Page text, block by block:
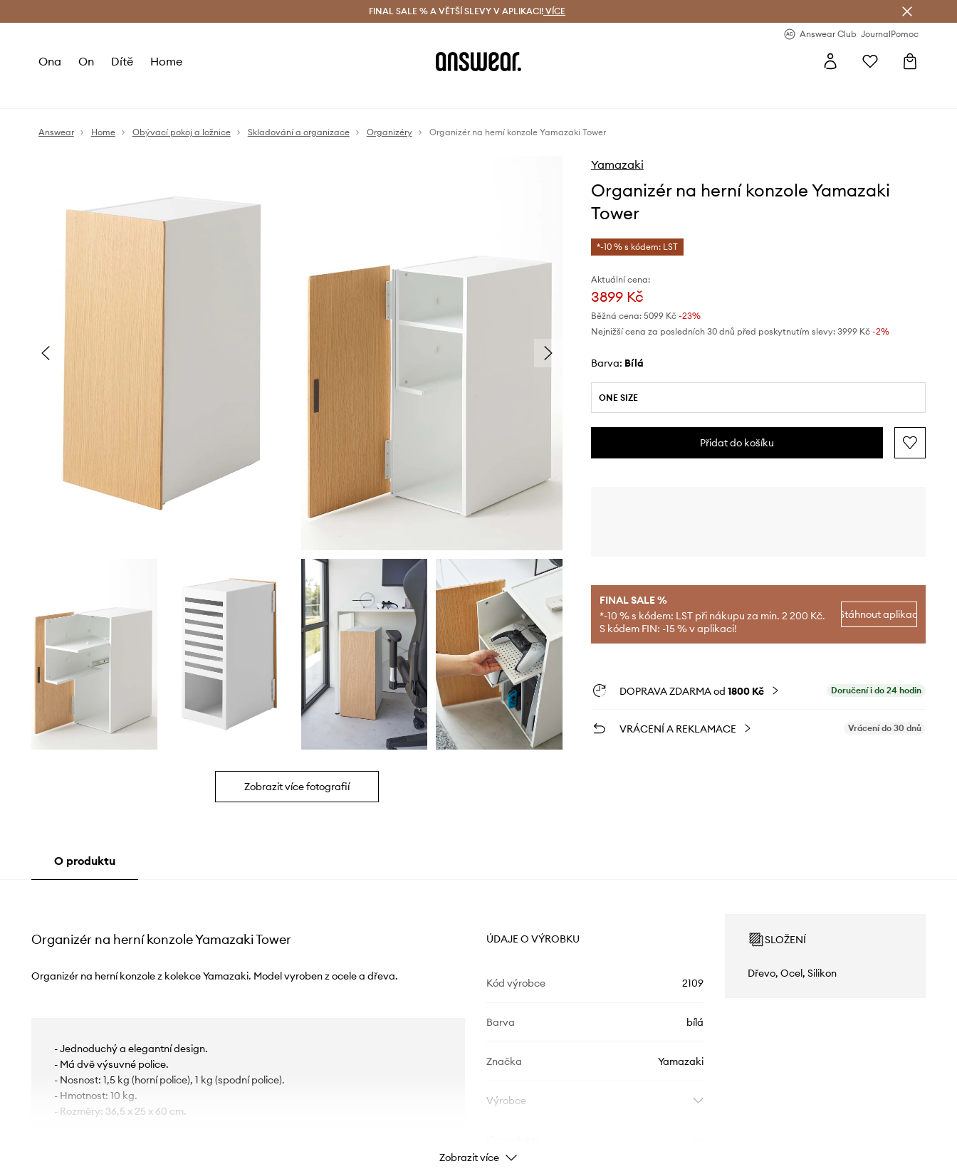
Doručení a vrácení zdarma (od 1800 Kč) Doručení i do 24 h
FINAL SALE % A VĚTŠÍ SLEVY V APLIKACI! VÍCE
Answear Club JournalPomoc
Ona On Dítě Home
Answear Home Obývací pokoj a ložnice Skladování a organizace Organizéry Organizér na herní konzole Yamazaki Tower
Zobrazit více fotografií
Yamazaki
Organizér na herní konzole Yamazaki
Tower
*-10 % s kódem: LST
Aktuální cena:
3899 Kč
Běžná cena: 5099 Kč-23%
Nejnižší cena za posledních 30 dnů před poskytnutím slevy: 3999 Kč -2%
Barva: bílá
ONE SIZE
Přidat do košíku
FINAL SALE %
*-10 % s kódem: LST při nákupu za min. 2 200 Kč.
S kódem FIN: -15 % v aplikaci!
Stáhnout aplikaci
DOPRAVA ZDARMA od 1800 Kč Doručení i do 24 hodin
VRÁCENÍ A REKLAMACE Vrácení do 30 dnů
O produktu
Organizér na herní konzole Yamazaki Tower
Organizér na herní konzole z kolekce Yamazaki. Model vyroben z ocele a dřeva.
- Jednoduchý a elegantní design.
- Má dvě výsuvné police.
- Nosnost: 1,5 kg (horní police), 1 kg (spodní police).
- Hmotnost: 10 kg.
- Rozměry: 36,5 x 25 x 60 cm.
ÚDAJE O VÝROBKU
Kód výrobce 2109
Barva bílá
Značka Yamazaki
Výrobce
SLOŽENÍ
Dřevo, Ocel, Silikon
Zobrazit více